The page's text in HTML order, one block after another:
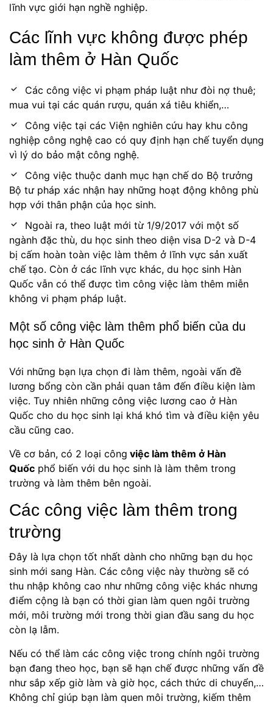
lĩnh vực giới hạn nghề nghiệp.
Các lĩnh vực không được phép
làm thêm ở Hàn Quốc
Các công việc vi phạm pháp luật như đòi nợ thuê;
mua vui tại các quán rượu, quán xá tiêu khiển,…
Công việc tại các Viện nghiên cứu hay khu công
nghiệp công nghệ cao có quy định hạn chế tuyển dụng
vì lý do bảo mật công nghệ.
Công việc thuộc danh mục hạn chế do Bộ trưởng
Bộ tư pháp xác nhận hay những hoạt động không phù
hợp với thân phận của học sinh.
Ngoài ra, theo luật mới từ 1/9/2017 với một số
ngành đặc thù, du học sinh theo diện visa D-2 và D-4
bị cấm hoàn toàn việc làm thêm ở lĩnh vực sản xuất
chế tạo. Còn ở các lĩnh vực khác, du học sinh Hàn
Quốc vẫn có thể được tìm công việc làm thêm miễn
không vi phạm pháp luật.
Một số công việc làm thêm phổ biến của du
học sinh ở Hàn Quốc
Với những bạn lựa chọn đi làm thêm, ngoài vấn đề
lương bổng còn cần phải quan tâm đến điều kiện làm
việc. Tuy nhiên những công việc lương cao ở Hàn
Quốc cho du học sinh lại khá khó tìm và điều kiện yêu
cầu cũng cao.
Về cơ bản, có 2 loại công việc làm thêm ở Hàn
Quốc phổ biến với du học sinh là làm thêm trong
trường và làm thêm bên ngoài.
Các công việc làm thêm trong
trường
Đây là lựa chọn tốt nhất dành cho những bạn du học
sinh mới sang Hàn. Các công việc này thường sẽ có
thu nhập không cao như những công việc khác nhưng
điểm cộng là bạn có thời gian làm quen ngôi trường
mới, môi trường mới trong thời gian đầu sang du học
còn lạ lẫm.
Nếu có thể làm các công việc trong chính ngôi trường
bạn đang theo học, bạn sẽ hạn chế được những vấn đề
như sắp xếp giờ làm và giờ học, cách thức di chuyển,…
Không chỉ giúp bạn làm quen môi trường, kiếm thêm